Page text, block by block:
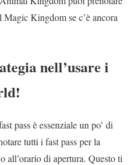
Kingdom se c’è ancora
nell’usare i
pass è essenziale un po’ di
tutti i fast pass per la
all’orario di apertura. Questo ti